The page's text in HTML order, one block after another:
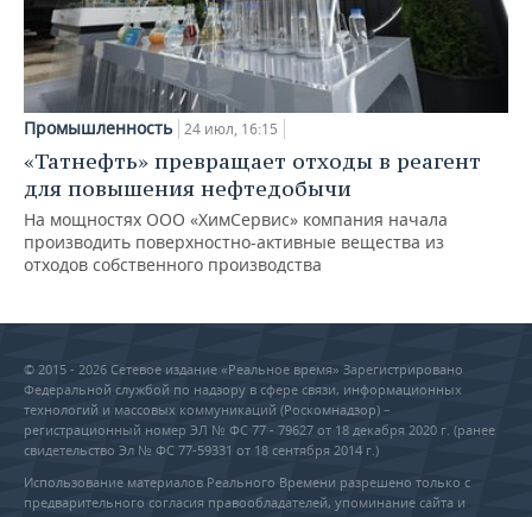
Промышленность 24 июл, 16:15
«Татнефть» превращает отходы в реагент
для повышения нефтедобычи
На мощностях ООО «ХимСервис» компания начала
производить поверхностно-активные вещества из
отходов собственного производства
© 2015 - 2026 Сетевое издание «Реальное время» Зарегистрировано
Федеральной службой по надзору в сфере связи, информационных
технологий и массовых коммуникаций (Роскомнадзор) –
регистрационный номер ЭЛ № ФС 77 - 79627 от 18 декабря 2020 г. (ранее
свидетельство Эл № ФС 77-59331 от 18 сентября 2014 г.)
Использование материалов Реального Времени разрешено только с
предварительного согласия правообладателей, упоминание сайта и